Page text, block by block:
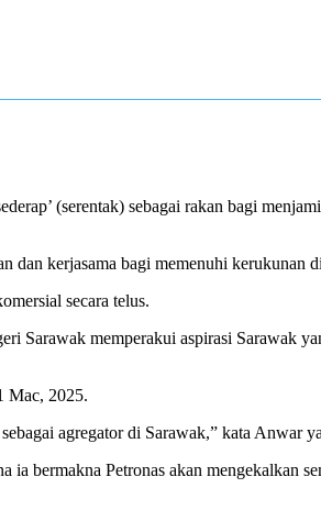
(serentak) sebagai rakan bagi
kerjasama bagi memenuhi kerukunan
secara telus.
Sarawak memperakui aspirasi Sarawak
Mac, 2025.
agregator di Sarawak,” kata Anwar
ia bermakna Petronas akan mengekalkan